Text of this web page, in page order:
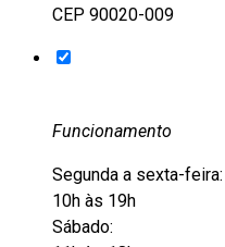
CEP 90020-009
Funcionamento
Segunda a sexta-feira:
10h às 19h
Sábado: